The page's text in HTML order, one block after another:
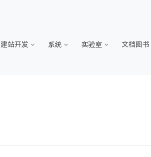
建站开发 系统 实验室 文档图书